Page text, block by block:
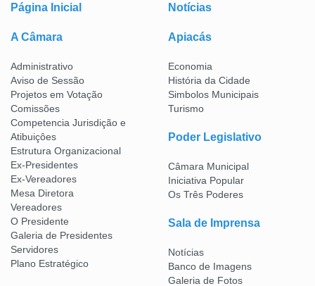
Página Inicial Notícias
A Câmara
Administrativo
Aviso de Sessão
Projetos em Votação
Comissões
Competencia Jurisdição e
Atibuiçôes
Estrutura Organizacional
Ex-Presidentes
Ex-Vereadores
Mesa Diretora
Vereadores
O Presidente
Galeria de Presidentes
Servidores
Plano Estratégico
Apiacás
Economia
História da Cidade
Simbolos Municipais
Turismo
Poder Legislativo
Câmara Municipal
Iniciativa Popular
Os Três Poderes
Sala de Imprensa
Notícias
Banco de Imagens
Galeria de Fotos